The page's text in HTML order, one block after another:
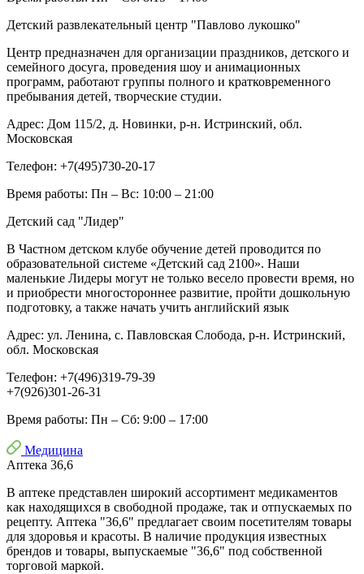
Детский развлекательный центр "Павлово лукошко"
Центр предназначен для организации праздников, детского и
семейного досуга, проведения шоу и анимационных
программ, работают группы полного и кратковременного
пребывания детей, творческие студии.
Адрес: Дом 115/2, д. Новинки, р-н. Истринский, обл.
Московская
Телефон: +7(495)730-20-17
Время работы: Пн – Вс: 10:00 – 21:00
Детский сад "Лидер"
В Частном детском клубе обучение детей проводится по
образовательной системе «Детский сад 2100». Наши
маленькие Лидеры могут не только весело провести время, но
и приобрести многостороннее развитие, пройти дошкольную
подготовку, а также начать учить английский язык
Адрес: ул. Ленина, с. Павловская Слобода, р-н. Истринский,
обл. Московская
Телефон: +7(496)319-79-39
+7(926)301-26-31
Время работы: Пн – Сб: 9:00 – 17:00
Медицина
Аптека 36,6
В аптеке представлен широкий ассортимент медикаментов
как находящихся в свободной продаже, так и отпускаемых по
рецепту. Аптека "36,6" предлагает своим посетителям товары
для здоровья и красоты. В наличие продукция известных
брендов и товары, выпускаемые "36,6" под собственной
торговой маркой.